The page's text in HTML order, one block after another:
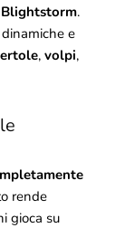
Blightstorm.
e
, volpi,
rende
gioca su